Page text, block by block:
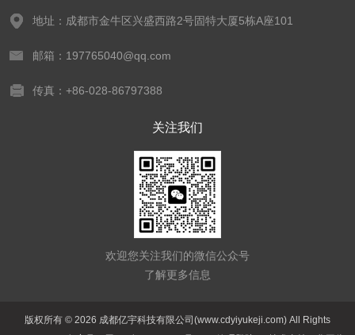
地址：成都市金牛区兴盛西路2号固特大厦5栋A座101
邮箱：197765040@qq.com
传真：+86-028-86797388
关注我们
欢迎您关注我们的微信公众号
了解更多信息
版权所有 © 2026 成都亿宇科技有限公司(www.cdyiyukeji.com) All Rights